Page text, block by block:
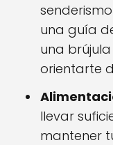
una guía
una
orientarte
llevar
mantener